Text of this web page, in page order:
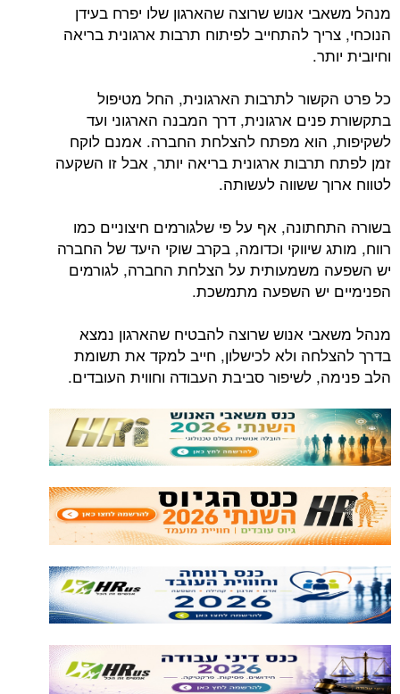
מנהל משאבי אנוש שרוצה שהארגון שלו יפרח בעידן
הנוכחי, צריך להתחייב לפיתוח תרבות ארגונית בריאה
וחיובית יותר.
כל פרט הקשור לתרבות הארגונית, החל מטיפול
בתקשורת פנים ארגונית, דרך המבנה הארגוני ועד
לשקיפות, הוא מפתח להצלחת החברה. אמנם לוקח
זמן לפתח תרבות ארגונית בריאה יותר, אבל זו השקעה
לטווח ארוך ששווה לעשותה.
בשורה התחתונה, אף על פי שלגורמים חיצוניים כמו
רווח, מותג שיווקי וכדומה, בקרב שוקי היעד של החברה
יש השפעה משמעותית על הצלחת החברה, לגורמים
הפנימיים יש השפעה מתמשכת.
מנהל משאבי אנוש שרוצה להבטיח שהארגון נמצא
בדרך להצלחה ולא לכישלון, חייב למקד את תשומת
הלב פנימה, לשיפור סביבת העבודה וחווית העובדים.